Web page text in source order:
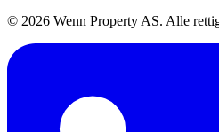
© 2026 Wenn Property AS. Alle